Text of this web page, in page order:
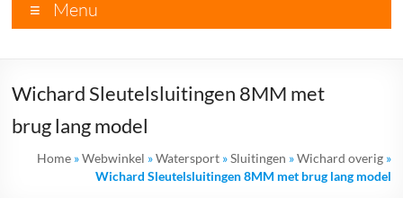
vele
soorten
goed
advies!
Menu
Wichard Sleutelsluitingen 8MM met
brug lang model
Home»Webwinkel »Watersport»Sluitingen »Wichard overig»
Wichard Sleutelsluitingen 8MM met brug lang model